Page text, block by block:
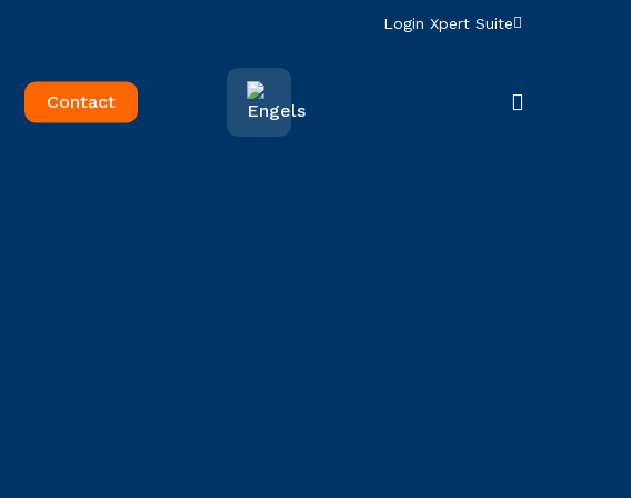
Login Xpert Suite
Contact